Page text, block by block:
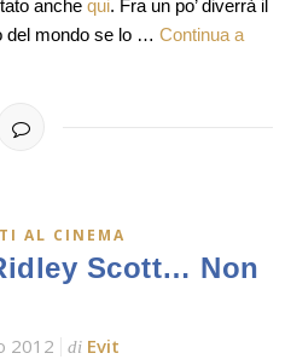
anche qui. Fra un po’ diverrà il
del mondo se lo … Continua a
AL CINEMA
Scott… Non
2012 di Evit